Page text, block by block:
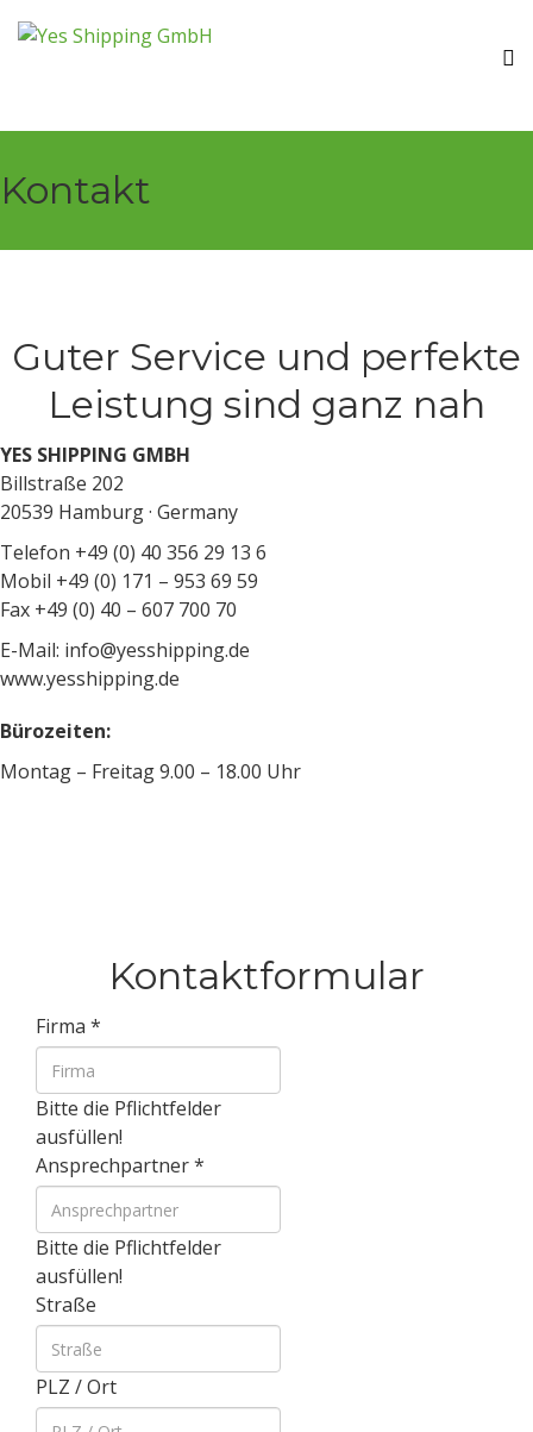
Kontakt
Guter Service und perfekte
Leistung sind ganz nah
YES SHIPPING GMBH
Billstraße 202
20539 Hamburg · Germany
Telefon +49 (0) 40 356 29 13 6
Mobil +49 (0) 171 – 953 69 59
Fax +49 (0) 40 – 607 700 70
E-Mail: info@yesshipping.de
www.yesshipping.de
Bürozeiten:
Montag – Freitag 9.00 – 18.00 Uhr
Kontaktformular
Firma *
Bitte die Pflichtfelder
ausfüllen!
Ansprechpartner*
Bitte die Pflichtfelder
ausfüllen!
Straße
PLZ / Ort